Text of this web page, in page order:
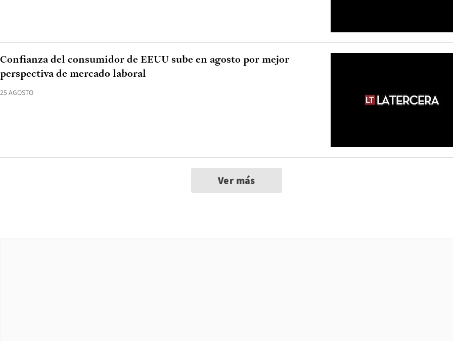
25 AGOSTO
Confianza del consumidor de EEUU sube en agosto por mejor
perspectiva de mercado laboral
Ver más